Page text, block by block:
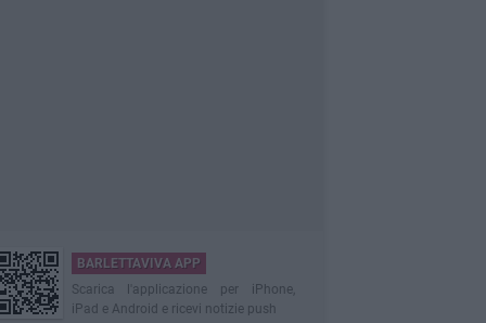
BARLETTAVIVA APP
Scarica l'applicazione per iPhone,
iPad e Android e ricevi notizie push